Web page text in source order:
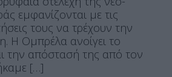
εμφανίζονται με τις
τους να τρέχουν την
Η Ομπρέλα ανοίγει το
την απόστασή της από τον
[…]